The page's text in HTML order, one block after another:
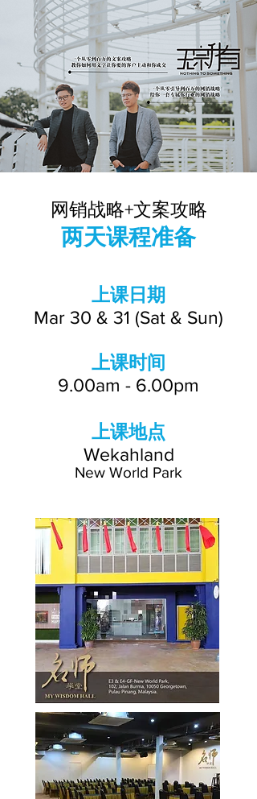
网销战略+文案攻略
两天课程准备
上课日期
Mar 30 & 31 (Sat & Sun)
上课时间
9.00am - 6.00pm
上课地点
Wekahland
New World Park